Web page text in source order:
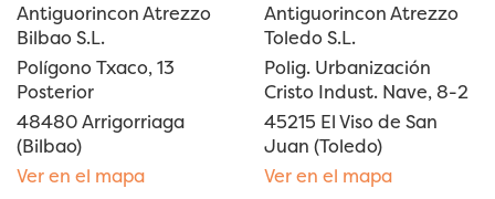
Antiguorincon Atrezzo
Bilbao S.L.
Polígono Txaco, 13
Posterior
48480 Arrigorriaga
(Bilbao)
Ver en el mapa
Antiguorincon Atrezzo
Toledo S.L.
Polig. Urbanización
Cristo Indust. Nave, 8-2
45215 El Viso de San
Juan (Toledo)
Ver en el mapa